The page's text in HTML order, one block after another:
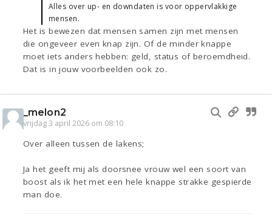
Alles over up- en downdaten is voor oppervlakkige
mensen.
Het is bewezen dat mensen samen zijn met mensen
die ongeveer even knap zijn. Of de minder knappe
moet iets anders hebben: geld, status of beroemdheid.
Dat is in jouw voorbeelden ook zo.
_melon2
vrijdag 3 april 2026 om 08:10
Over alleen tussen de lakens;
Ja het geeft mij als doorsnee vrouw wel een soort van
boost als ik het met een hele knappe strakke gespierde
man doe.